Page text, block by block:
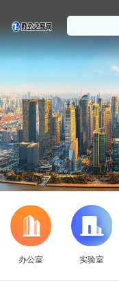
办公室 实验室